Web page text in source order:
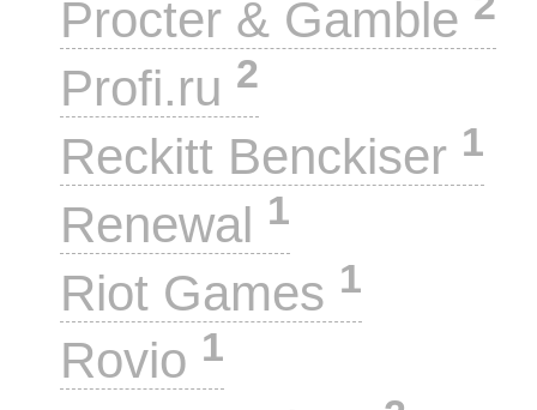
Procter & Gamble
Profi.ru 2
Reckitt Benckiser 1
Renewal 1
Riot Games 1
Rovio 1